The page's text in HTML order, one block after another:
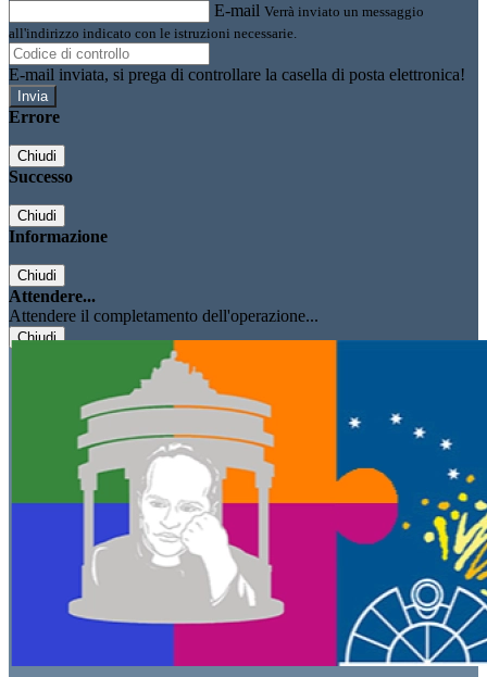
E-mail Verrà inviato un messaggio
all'indirizzo indicato con le istruzioni necessarie.
E-mail inviata, si prega di controllare la casella di posta elettronica!
Errore
Chiudi
Successo
Chiudi
Informazione
Chiudi
Attendere...
Attendere il completamento dell'operazione...
Chiudi